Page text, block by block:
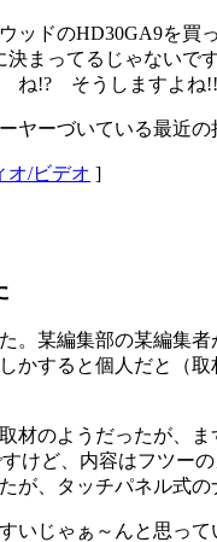
ドのHD30GA9を買
まってるじゃないで
ね!? そうしますよ
ーづいている最近の
オ/ビデオ ]
。某編集部の某編集
かすると個人だと（
材のようだったが、
けど、内容はフツ
が、タッチパネル式
じゃぁ～んと思って